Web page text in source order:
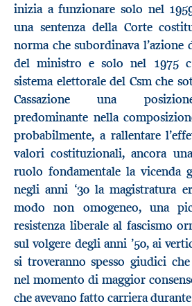
inizia a funzionare solo nel
una sentenza della Corte
norma che subordinava l’azione
del ministro e solo nel 1975
sistema elettorale del Csm che
Cassazione una
predominante nella
probabilmente, a rallentare
valori costituzionali, ancora
ruolo fondamentale la vicenda
negli anni ‘30 la magistratura
modo non omogeneo, una
resistenza liberale al fascismo
sul volgere degli anni ’50, ai
si troveranno spesso giudici
nel momento di maggior
che avevano fatto carriera